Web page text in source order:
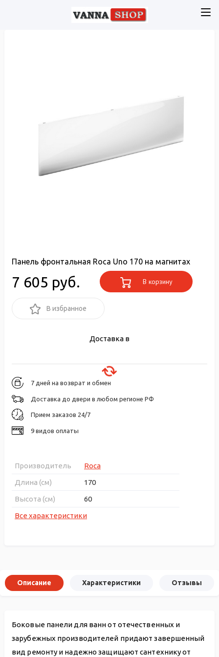
Панель фронтальная Roca Uno 170 на магнитах
7 605 руб. В корзину
В избранное
Доставка в
7 дней на возврат и обмен
Доставка до двери в любом регионе РФ
Прием заказов 24/7
9 видов оплаты
Производитель
Roca
Длина (см)
170
Высота (см)
60
Все характеристики
Описание Характеристики Отзывы
Боковые панели для ванн от отечественных и
зарубежных производителей придают завершенный
вид ремонту и надежно защищают сантехнику от